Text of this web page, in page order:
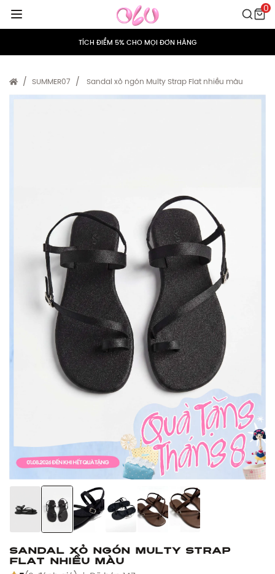
0
HỖ TRỢ ĐỔI/TRẢ TRONG VÒNG 15 NGÀY
TÍCH ĐIỂM 5% CHO MỌI ĐƠN HÀNG
HỖ TRỢ ĐỔI/TRẢ TRONG VÒNG 15 NGÀY
SUMMER07 Sandal xỏ ngón Multy Strap Flat nhiều màu
Sandal xỏ ngón Multy Strap
Flat nhiều màu